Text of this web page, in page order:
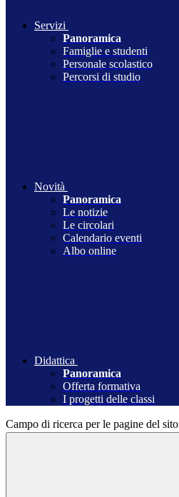
Servizi
Panoramica
Famiglie e studenti
Personale scolastico
Percorsi di studio
Novità
Panoramica
Le notizie
Le circolari
Calendario eventi
Albo online
Didattica
Panoramica
Offerta formativa
I progetti delle classi
Campo di ricerca per le pagine del sito